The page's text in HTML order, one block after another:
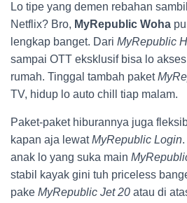
Lo tipe yang demen rebahan
Netflix? Bro, MyRepublic Woha
lengkap banget. Dari MyRepublic
sampai OTT eksklusif bisa lo
rumah. Tinggal tambah paket
TV, hidup lo auto chill tiap malam.
Paket-paket hiburannya juga
kapan aja lewatMyRepublic Login
anak lo yang suka main
stabil kayak gini tuh priceless
pake MyRepublic Jet 20 atau di